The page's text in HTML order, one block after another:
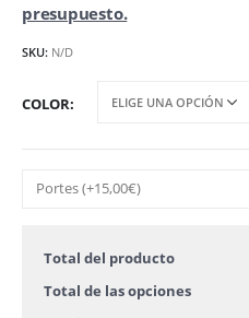
presupuesto.
SKU: N/D
COLOR
Total del producto
Total de las opciones